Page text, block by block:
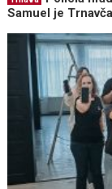
Samuel je